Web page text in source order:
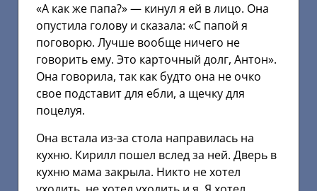
«А как же папа?» — кинул я ей в лицо. Она
опустила голову и сказала: «С папой я
поговорю. Лучше вообще ничего не
говорить ему. Это карточный долг, Антон».
Она говорила, так как будто она не очко
свое подставит для ебли, а щечку для
поцелуя.
Она встала из-за стола направилась на
кухню. Кирилл пошел вслед за ней. Дверь в
кухню мама закрыла. Никто не хотел